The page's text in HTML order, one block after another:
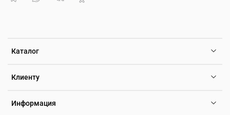
Каталог
Клиенту
Информация